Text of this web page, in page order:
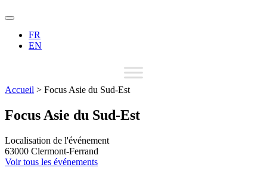
FR
EN
Accueil > Focus Asie du Sud-Est
Focus Asie du Sud-Est
Localisation de l'événement
63000 Clermont-Ferrand
Voir tous les événements